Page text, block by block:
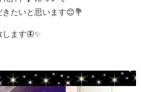
たいと思います😊💐
ます🦋✨